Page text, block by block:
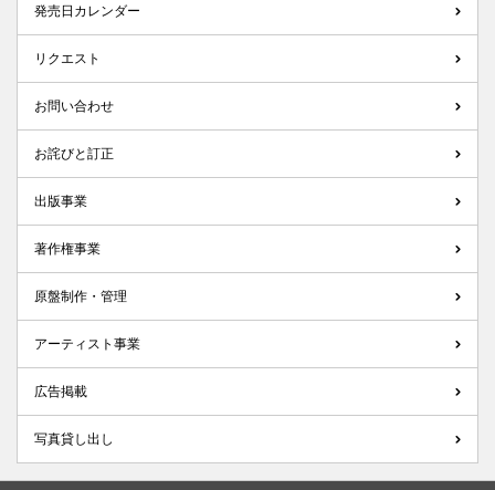
発売日カレンダー
リクエスト
お問い合わせ
お詫びと訂正
出版事業
著作権事業
原盤制作・管理
アーティスト事業
広告掲載
写真貸し出し